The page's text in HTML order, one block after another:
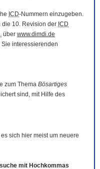
ICD-Nummern einzugeben.
die 10. Revision der ICD
über www.dimdi.de
interessierenden
zum Thema Bösartiges
sind, mit Hilfe des
sich hier meist um neuere
mit Hochkommas